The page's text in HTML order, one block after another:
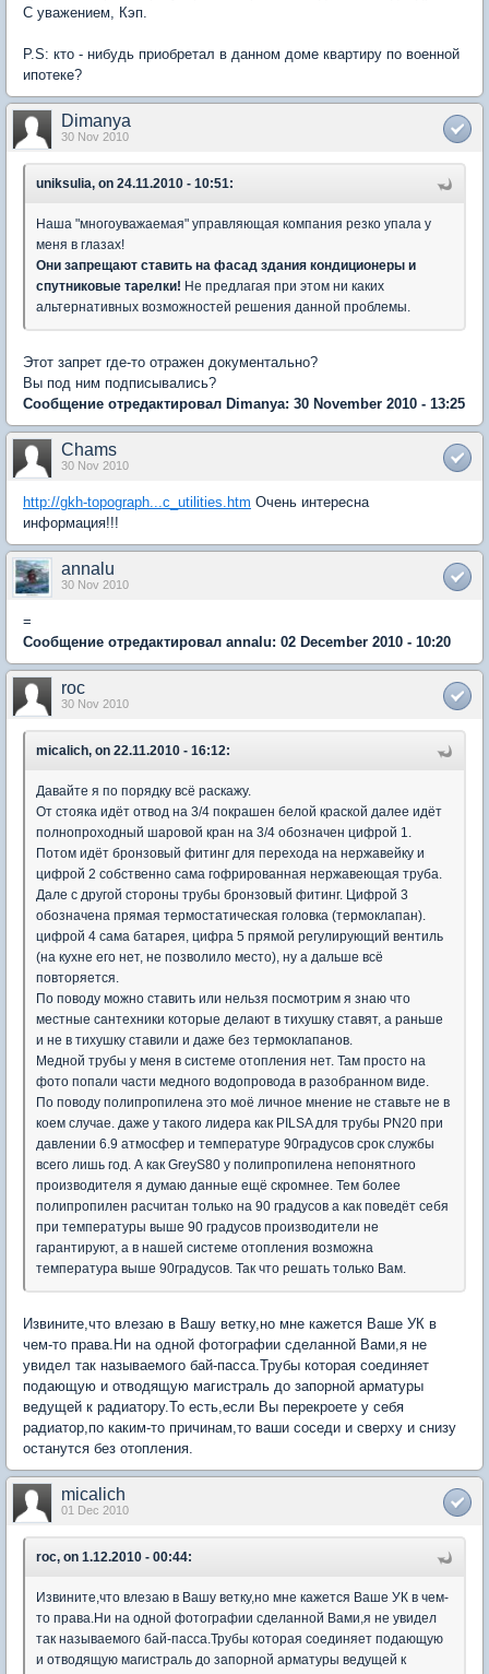
С уважением, Кэп.
P.S: кто - нибудь приобретал в данном доме квартиру по военной
ипотеке?
Dimanya
30 Nov 2010
uniksulia, on 24.11.2010 - 10:51:
Наша "многоуважаемая" управляющая компания резко упала у
меня в глазах!
Они запрещают ставить на фасад здания кондиционеры и
спутниковые тарелки! Не предлагая при этом ни каких
альтернативных возможностей решения данной проблемы.
Этот запрет где-то отражен документально?
Вы под ним подписывались?
Сообщение отредактировал Dimanya: 30 November 2010 - 13:25
Chams
30 Nov 2010
http://gkh-topograph...c_utilities.htm Очень интересна
информация!!!
annalu
30 Nov 2010
=
Сообщение отредактировал annalu: 02 December 2010 - 10:20
roc
30 Nov 2010
micalich, on 22.11.2010 - 16:12:
Давайте я по порядку всё раскажу.
От стояка идёт отвод на 3/4 покрашен белой краской далее идёт
полнопроходный шаровой кран на 3/4 обозначен цифрой 1.
Потом идёт бронзовый фитинг для перехода на нержавейку и
цифрой 2 собственно сама гофрированная нержавеющая труба.
Дале с другой стороны трубы бронзовый фитинг. Цифрой 3
обозначена прямая термостатическая головка (термоклапан).
цифрой 4 сама батарея, цифра 5 прямой регулирующий вентиль
(на кухне его нет, не позволило место), ну а дальше всё
повторяется.
По поводу можно ставить или нельзя посмотрим я знаю что
местные сантехники которые делают в тихушку ставят, а раньше
и не в тихушку ставили и даже без термоклапанов.
Медной трубы у меня в системе отопления нет. Там просто на
фото попали части медного водопровода в разобранном виде.
По поводу полипропилена это моё личное мнение не ставьте не в
коем случае. даже у такого лидера как PILSA для трубы PN20 при
давлении 6.9 атмосфер и температуре 90градусов срок службы
всего лишь год. А как GreyS80 у полипропилена непонятного
производителя я думаю данные ещё скромнее. Тем более
полипропилен расчитан только на 90 градусов а как поведёт себя
при температуры выше 90 градусов производители не
гарантируют, а в нашей системе отопления возможна
температура выше 90градусов. Так что решать только Вам.
Извините,что влезаю в Вашу ветку,но мне кажется Ваше УК в
чем-то права.Ни на одной фотографии сделанной Вами,я не
увидел так называемого бай-пасса.Трубы которая соединяет
подающую и отводящую магистраль до запорной арматуры
ведущей к радиатору.То есть,если Вы перекроете у себя
радиатор,по каким-то причинам,то ваши соседи и сверху и снизу
останутся без отопления.
micalich
01 Dec 2010
roc, on 1.12.2010 - 00:44:
Извините,что влезаю в Вашу ветку,но мне кажется Ваше УК в чем-
то права.Ни на одной фотографии сделанной Вами,я не увидел
так называемого бай-пасса.Трубы которая соединяет подающую
и отводящую магистраль до запорной арматуры ведущей к